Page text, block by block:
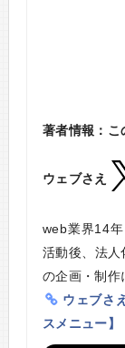
著者情報：こ
ウェブさえ
web業界14
活動後、法人
の企画・制作
ウェブさ
スメニュー】